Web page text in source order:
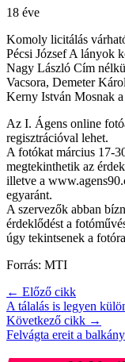
18 éve
Komoly licitálás
Pécsi József A lányok
Nagy László Cím
Vacsora, Demeter
Kerny István Mosnak
Az I. Ágens online
regisztrációval lehet.
A fotókat március 17-
megtekinthetik az
illetve a
egyaránt.
A szervezők abban
érdeklődést a
úgy tekintsenek a
Forrás: MTI
← Előző cikk
A tálalás is legyen
Következő cikk →
Felvágta ereit a